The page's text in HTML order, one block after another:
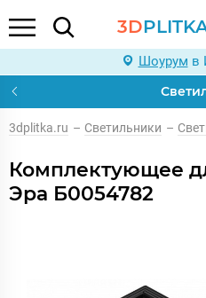
3D
Шоурум в
3dplitka.ru – Светильники –
Комплектующее
Эра Б0054782